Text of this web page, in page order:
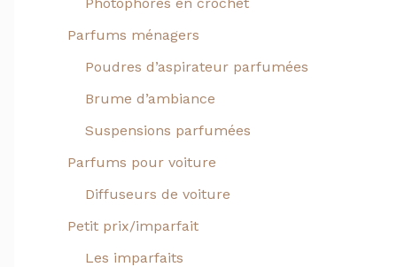
Parfums ménagers
Poudres d’aspirateur parfumées
Brume d’ambiance
Suspensions parfumées
Parfums pour voiture
Diffuseurs de voiture
Petit prix/imparfait
Les imparfaits